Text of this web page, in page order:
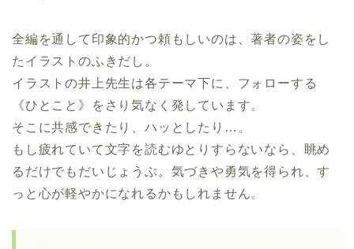
全編を通して印象的かつ頼もしいのは、著者の姿をし
たイラストのふきだし。
イラストの井上先生は各テーマ下に、フォローする
《ひとこと》をさり気なく発しています。
そこに共感できたり、ハッとしたり…。
もし疲れていて文字を読むゆとりすらないなら、眺め
るだけでもだいじょうぶ。気づきや勇気を得られ、す
っと心が軽やかになれるかもしれません。